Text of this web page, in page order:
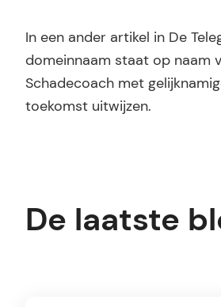
In een ander artikel in De
domeinnaam staat op naam
Schadecoach met
toekomst uitwijzen.
De laatste